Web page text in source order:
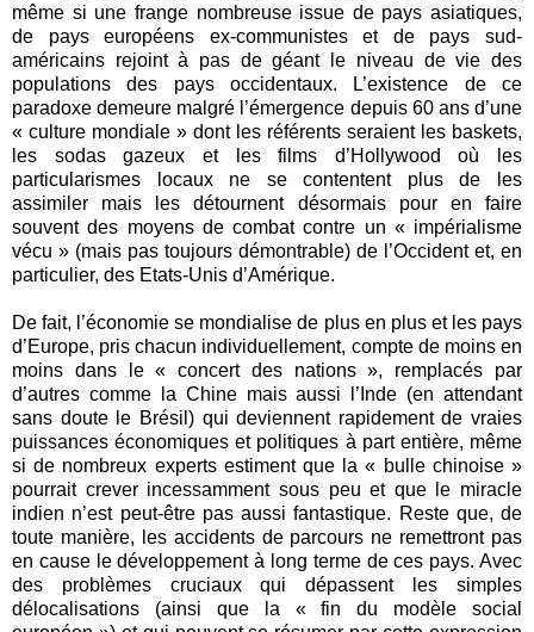
même si une frange nombreuse issue de pays asiatiques,
de pays européens ex-communistes et de pays sud-
américains rejoint à pas de géant le niveau de vie des
populations des pays occidentaux. L’existence de ce
paradoxe demeure malgré l’émergence depuis 60 ans d’une
« culture mondiale » dont les référents seraient les baskets,
les sodas gazeux et les films d’Hollywood où les
particularismes locaux ne se contentent plus de les
assimiler mais les détournent désormais pour en faire
souvent des moyens de combat contre un « impérialisme
vécu » (mais pas toujours démontrable) de l’Occident et, en
particulier, des Etats-Unis d’Amérique.
De fait, l’économie se mondialise de plus en plus et les pays
d’Europe, pris chacun individuellement, compte de moins en
moins dans le « concert des nations », remplacés par
d’autres comme la Chine mais aussi l’Inde (en attendant
sans doute le Brésil) qui deviennent rapidement de vraies
puissances économiques et politiques à part entière, même
si de nombreux experts estiment que la « bulle chinoise »
pourrait crever incessamment sous peu et que le miracle
indien n’est peut-être pas aussi fantastique. Reste que, de
toute manière, les accidents de parcours ne remettront pas
en cause le développement à long terme de ces pays. Avec
des problèmes cruciaux qui dépassent les simples
délocalisations (ainsi que la « fin du modèle social